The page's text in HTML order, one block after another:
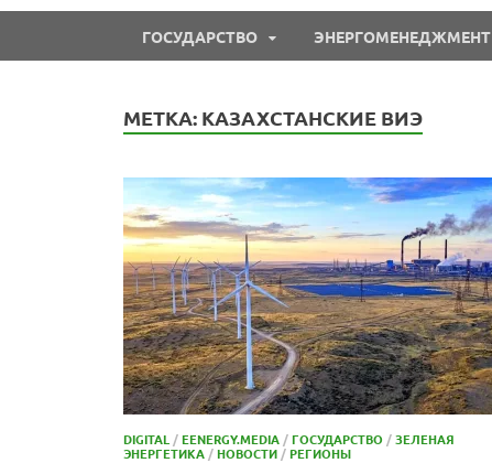
ГОСУДАРСТВО ЭНЕРГОМЕНЕДЖМЕНТ
МЕТКА: КАЗАХСТАНСКИЕ ВИЭ
DIGITAL /EENERGY.MEDIA /ГОСУДАРСТВО /ЗЕЛЕНАЯ
ЭНЕРГЕТИКА /НОВОСТИ /РЕГИОНЫ